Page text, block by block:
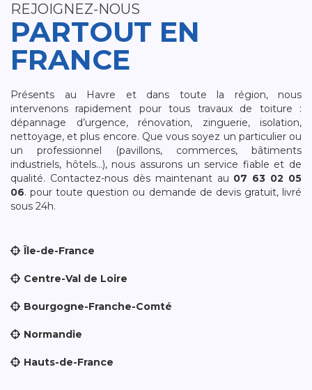
REJOIGNEZ-NOUS
PARTOUT EN
FRANCE
Présents au Havre et dans toute la région, nous
intervenons rapidement pour tous travaux de toiture :
dépannage d’urgence, rénovation, zinguerie, isolation,
nettoyage, et plus encore. Que vous soyez un particulier ou
un professionnel (pavillons, commerces, bâtiments
industriels, hôtels…), nous assurons un service fiable et de
qualité. Contactez-nous dès maintenant au 07 63 02 05
06. pour toute question ou demande de devis gratuit, livré
sous 24h.
Île-de-France
Centre-Val de Loire
Bourgogne-Franche-Comté
Normandie
Hauts-de-France